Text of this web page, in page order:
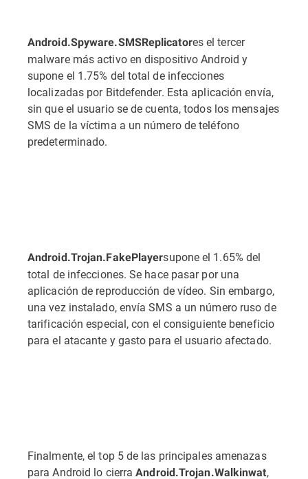
Android.Spyware.SMSReplicatores el tercer
malware más activo en dispositivo Android y
supone el 1.75% del total de infecciones
localizadas por Bitdefender. Esta aplicación envía,
sin que el usuario se de cuenta, todos los mensajes
SMS de la víctima a un número de teléfono
predeterminado.
Android.Trojan.FakePlayersupone el 1.65% del
total de infecciones. Se hace pasar por una
aplicación de reproducción de vídeo. Sin embargo,
una vez instalado, envía SMS a un número ruso de
tarificación especial, con el consiguiente beneficio
para el atacante y gasto para el usuario afectado.
Finalmente, el top 5 de las principales amenazas
para Android lo cierraAndroid.Trojan.Walkinwat,